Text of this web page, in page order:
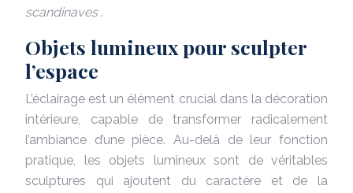
scandinaves .
Objets lumineux pour sculpter
l’espace
L’éclairage est un élément crucial dans la décoration
intérieure, capable de transformer radicalement
l’ambiance d’une pièce. Au-delà de leur fonction
pratique, les objets lumineux sont de véritables
sculptures qui ajoutent du caractère et de la